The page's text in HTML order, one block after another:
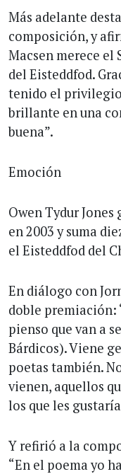
Más adelante
composición, y
Macsen merece
del Eisteddfod.
tenido el
brillante en una
buena”.
Emoción
Owen Tydur
en 2003 y suma
el Eisteddfod del
En diálogo con
doble premiación:
pienso que van a
Bárdicos). Viene
poetas también.
vienen, aquellos
los que les
Y refirió a la
“En el poema yo